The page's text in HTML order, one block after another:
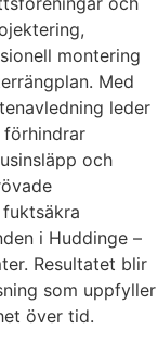
montering
Med
leder
och
i Huddinge –
Resultatet blir
som uppfyller
över tid.